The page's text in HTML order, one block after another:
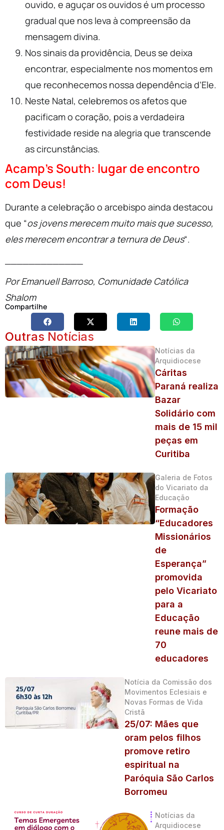
ouvido, e aguçar os ouvidos é um processo
gradual que nos leva à compreensão da
mensagem divina.
Nos sinais da providência, Deus se deixa
encontrar, especialmente nos momentos em
que reconhecemos nossa dependência d’Ele.
Neste Natal, celebremos os afetos que
pacificam o coração, pois a verdadeira
festividade reside na alegria que transcende
as circunstâncias.
Acamp’s South: lugar de encontro
com Deus!
Durante a celebração o arcebispo ainda destacou
que “os jovens merecem muito mais que sucesso,
eles merecem encontrar a ternura de Deus“.
Por Emanuell Barroso, Comunidade Católica
Shalom
Compartilhe
Outras Notícias
Notícias da
Arquidiocese
Cáritas
Paraná realiza
Bazar
Solidário com
mais de 15 mil
peças em
Curitiba
Galeria de Fotos
do Vicariato da
Educação
Formação
“Educadores
Missionários
de
Esperança”
promovida
pelo Vicariato
para a
Educação
reune mais de
70
educadores
Notícia da Comissão dos
Movimentos Eclesiais e
Novas Formas de Vida
Cristã
25/07: Mães que
oram pelos filhos
promove retiro
espiritual na
Paróquia São Carlos
Borromeu
Notícias da
Arquidiocese